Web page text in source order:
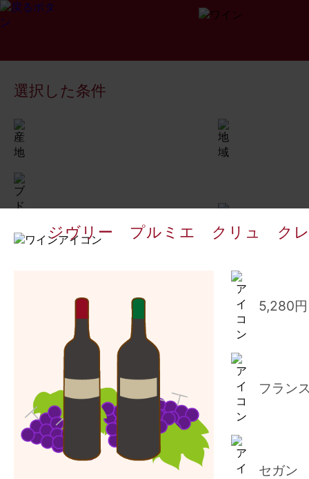
選択した条件
条件検索
ジヴリー プルミエ クリュ クレ
5,280
フラン
セガン